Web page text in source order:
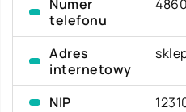
Numer
telefonu
Adres
internetowy
NIP